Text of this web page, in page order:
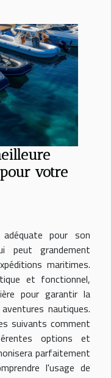
votre
adéquate pour son
peut grandement
maritimes.
et fonctionnel,
pour garantir la
nautiques.
suivants comment
options et
parfaitement
l'usage de